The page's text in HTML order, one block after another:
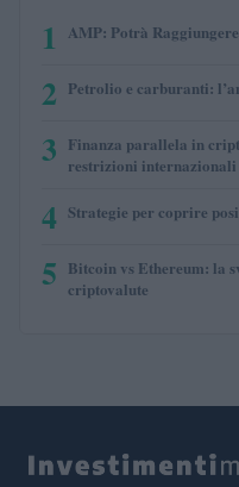
1 AMP: Potrà
2 Petrolio e carburanti:
3 Finanza parallela in
restrizioni internazionali
4 Strategie per coprire
5 Bitcoin vs Ethereum: la
criptovalute